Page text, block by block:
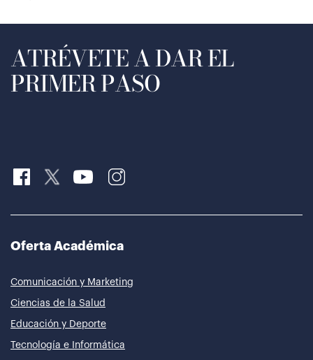
ATRÉVETE A DAR EL
PRIMER PASO
Oferta Académica
Comunicación y Marketing
Ciencias de la Salud
Educación y Deporte
Tecnología e Informática